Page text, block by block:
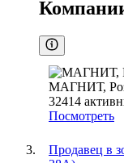
МАГНИТ,
32414
Посмотреть
Продавец в